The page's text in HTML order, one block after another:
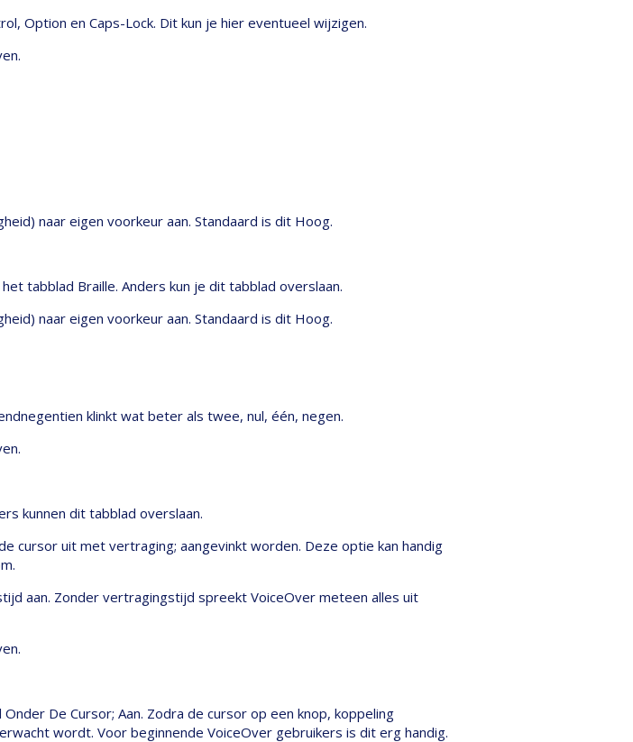
Option en Caps-Lock. Dit kun je hier eventueel wijzigen.
naar eigen voorkeur aan. Standaard is dit Hoog.
tabblad Braille. Anders kun je dit tabblad overslaan.
naar eigen voorkeur aan. Standaard is dit Hoog.
klinkt wat beter als twee, nul, één, negen.
kunnen dit tabblad overslaan.
cursor uit met vertraging; aangevinkt worden. Deze optie kan handig
aan. Zonder vertragingstijd spreekt VoiceOver meteen alles uit
De Cursor; Aan. Zodra de cursor op een knop, koppeling
wordt. Voor beginnende VoiceOver gebruikers is dit erg handig.